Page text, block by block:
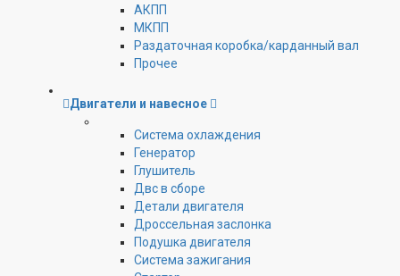
АКПП
МКПП
Раздаточная коробка/карданный вал
Прочее
Двигатели и навесное
Cистема охлаждения
Генератор
Глушитель
Двс в сборе
Детали двигателя
Дроссельная заслонка
Подушка двигателя
Система зажигания